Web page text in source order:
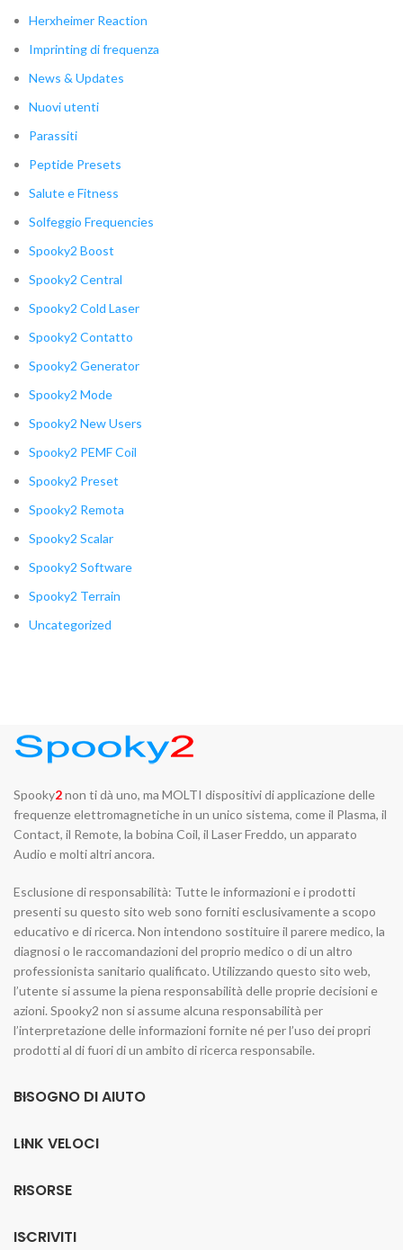
Herxheimer Reaction
Imprinting di frequenza
News & Updates
Nuovi utenti
Parassiti
Peptide Presets
Salute e Fitness
Solfeggio Frequencies
Spooky2 Boost
Spooky2 Central
Spooky2 Cold Laser
Spooky2 Contatto
Spooky2 Generator
Spooky2 Mode
Spooky2 New Users
Spooky2 PEMF Coil
Spooky2 Preset
Spooky2 Remota
Spooky2 Scalar
Spooky2 Software
Spooky2 Terrain
Uncategorized
Spooky2non ti dà uno, ma MOLTI dispositivi di applicazione delle
frequenze elettromagnetiche in un unico sistema, come il Plasma, il
Contact, il Remote, la bobina Coil, il Laser Freddo, un apparato
Audio e molti altri ancora.
Esclusione di responsabilità: Tutte le informazioni e i prodotti
presenti su questo sito web sono forniti esclusivamente a scopo
educativo e di ricerca. Non intendono sostituire il parere medico, la
diagnosi o le raccomandazioni del proprio medico o di un altro
professionista sanitario qualificato. Utilizzando questo sito web,
l’utente si assume la piena responsabilità delle proprie decisioni e
azioni. Spooky2 non si assume alcuna responsabilità per
l’interpretazione delle informazioni fornite né per l’uso dei propri
prodotti al di fuori di un ambito di ricerca responsabile.
BISOGNO DI AIUTO
LINK VELOCI
RISORSE
ISCRIVITI